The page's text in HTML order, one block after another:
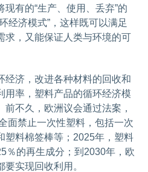
有的“生产、使用、丢弃”的
经济模式”，这样既可以满足
求，又能保证人类与环境的可
经济，改进各种材料的回收和
用率，塑料产品的循环经济模
不久，欧洲议会通过法案，
面禁止一次性塑料，包括一次
塑料棉签棒等；2025年，塑料
％的再生成分；到2030年，欧
实现回收利用。